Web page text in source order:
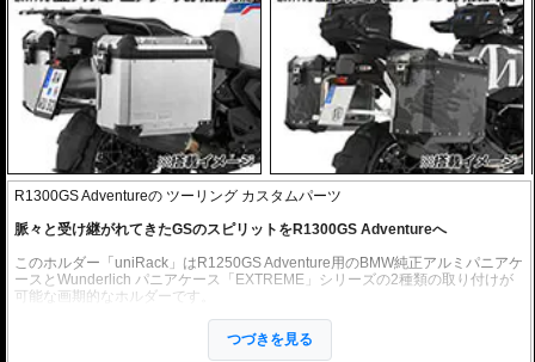
R1300GS Adventureの ツーリング カスタムパーツ
脈々と受け継がれてきたGSのスピリットをR1300GS Adventureへ
このホルダー「uniRack」はR1250GS Adventure用のBMW純正アルミパニアケ
ースとWunderlich パニアケース「EXTREME」シリーズの2種類の取り付けが
可能な画期的なホルダーです。
は、優れた堅牢性とアドベンチャーバイクにふさわしいデザインで、多くのラ
つづきを見る